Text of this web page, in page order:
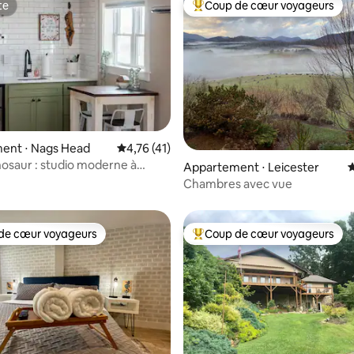
base de 157 commentaires : 4,86 sur 5
⋅ Nags Head Évaluation moyenne sur la base de 41
4,76 (41)
: studio moderne à
Coups de cœur voyageurs les
Coup de cœur voyageurs
Appartement ⋅ Leicester
Chambres avec vue
cœur voyageurs les plus appréciés
cœur voyageurs Coups de cœur voyageurs les
Coup de cœur voyageurs